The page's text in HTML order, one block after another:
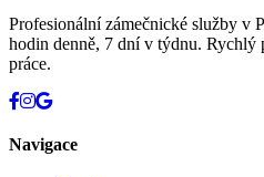
Profesionální zámečnické služby v
hodin denně, 7 dní v týdnu. Rychlý
práce.
Navigace